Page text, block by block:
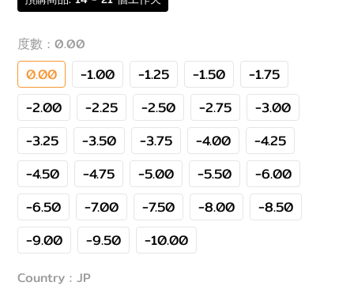
度數 : 0.00
0.00 -1.00 -1.25 -1.50
-1.75
-2.00
-2.25 -2.50 -2.75
-3.00
-3.25
-3.50 -3.75 -4.00
-4.25
-4.50
-4.75 -5.00 -5.50
-6.00
-6.50
-7.00 -7.50 -8.00
-8.50
-9.00
-9.50 -10.00
Country : JP